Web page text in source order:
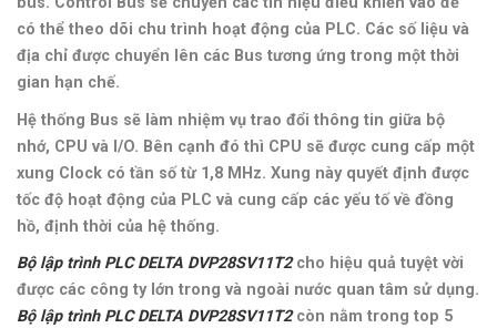
có thể theo dõi chu trình hoạt động của PLC. Các số liệu và
địa chỉ được chuyển lên các Bus tương ứng trong một thời
gian hạn chế.
Hệ thống Bus sẽ làm nhiệm vụ trao đổi thông tin giữa bộ
nhớ, CPU và I/O. Bên cạnh đó thì CPU sẽ được cung cấp một
xung Clock có tần số từ 1,8 MHz. Xung này quyết định được
tốc độ hoạt động của PLC và cung cấp các yếu tố về đồng
hồ, định thời của hệ thống.
Bộ lập trình PLC DELTA DVP28SV11T2 cho hiệu quả tuyệt vời
được các công ty lớn trong và ngoài nước quan tâm sử dụng.
Bộ lập trình PLC DELTA DVP28SV11T2 còn nằm trong top 5